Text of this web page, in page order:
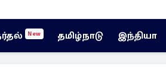
New தமிழ்நாடு இந்தியா